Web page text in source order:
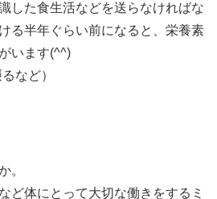
した食生活などを送らなければな
る半年ぐらい前になると、栄養素
います(^^)
など）
。
ど体にとって大切な働きをするミ